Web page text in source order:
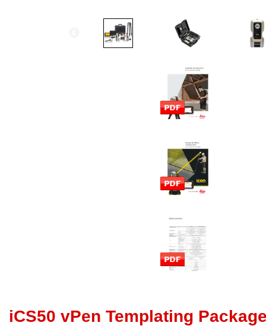
iCS50 vPen Templating